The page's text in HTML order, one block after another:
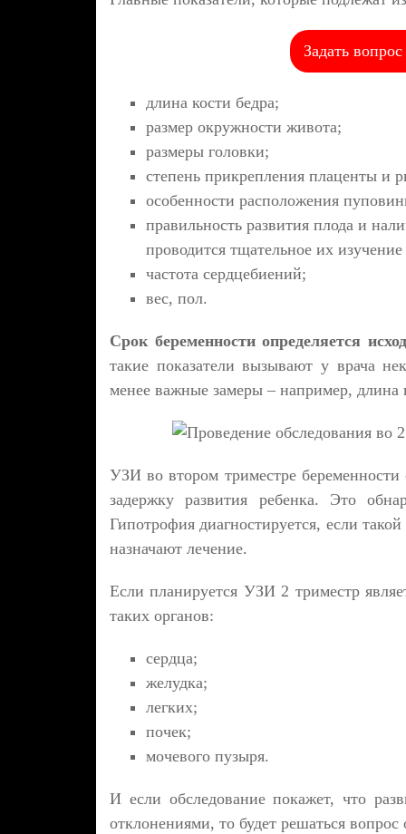
Задать
длина кости бедра;
размер окружности живота;
размеры головки;
степень прикрепления плаценты и
особенности расположения
правильность развития плода и
проводится тщательное их
частота сердцебиений;
вес, пол.
Срок беременности определяется
такие показатели вызывают у врача
менее важные замеры – например, длина
УЗИ во втором триместре
задержку развития ребенка. Это
Гипотрофия диагностируется, если
назначают лечение.
Если планируется УЗИ 2 триместр
таких органов:
сердца;
желудка;
легких;
почек;
мочевого пузыря.
И если обследование покажет, что
отклонениями, то будет решаться